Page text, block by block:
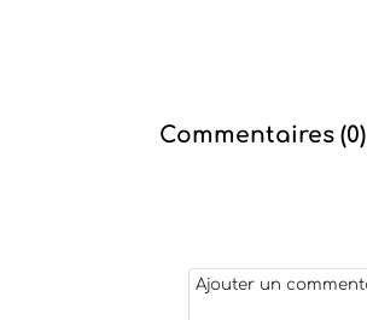
Commentaires (0)